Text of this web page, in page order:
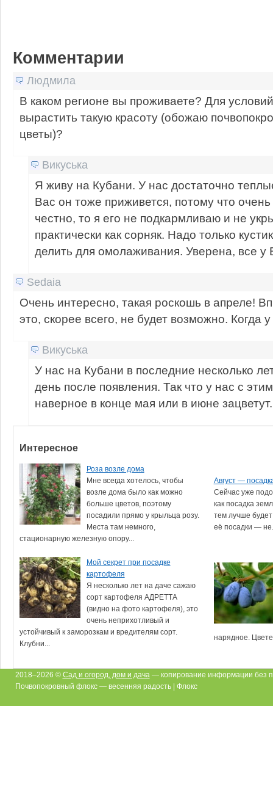
Комментарии
Людмила
В каком регионе вы проживаете? Для
вырастить такую красоту (обожаю
цветы)?
Викуська
Я живу на Кубани. У нас достаточно
Вас он тоже приживется, потому что
честно, то я его не подкармливаю и не
практически как сорняк. Надо только
делить для омолаживания. Уверена, все у
Sedaia
Очень интересно, такая роскошь в апреле!
это, скорее всего, не будет возможно. Когда
Викуська
У нас на Кубани в последние несколько
день после появления. Так что у нас с
наверное в конце мая или в июне зацветут.
Интересное
Роза возле дома
Мне всегда хотелось, чтобы
возле дома было как можно
больше цветов, поэтому
посадили прямо у крыльца розу.
Места там немного,
стационарную железную опору...
Август —
Сейчас уже
как посадка
тем лучше
её посадки —
Мой секрет при посадке
картофеля
Я несколько лет на даче сажаю
сорт картофеля АДРЕТТА
(видно на фото картофеля), это
очень неприхотливый и
устойчивый к заморозкам и вредителям сорт.
Клубни...
нарядное.
2018–2026 © Сад и огород, дом и дача — копирование информации без
Почвопокровный флокс — весенняя радость | Флокс